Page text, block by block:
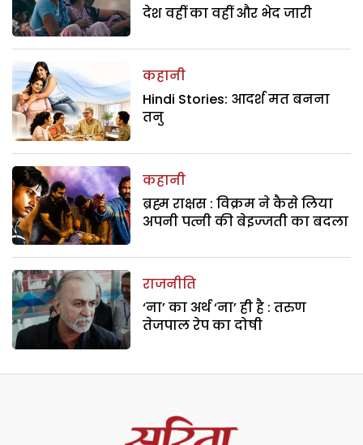
देश वहीं का वहीं और भेद जारी
कहानी
Hindi Stories: आदर्श मत बनना
तनु
कहानी
ब्रह्म राक्षस : विक्रम ने कैसे लिया
अपनी पत्नी की बेइज्जती का बदला
राजनीति
‘ना’ का अर्थ ‘ना’ ही है : तरुण
तेजपाल रेप का दोषी